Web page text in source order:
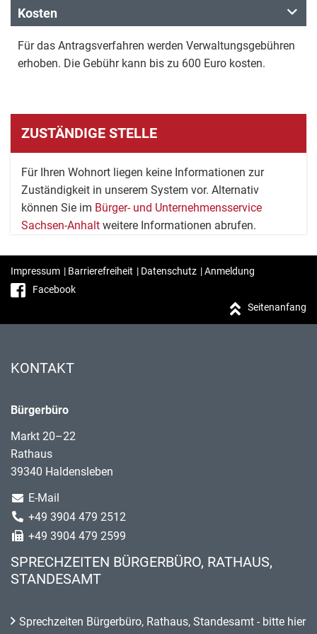
Kosten
Für das Antragsverfahren werden Verwaltungsgebühren
erhoben. Die Gebühr kann bis zu 600 Euro kosten.
ZUSTÄNDIGE STELLE
Für Ihren Wohnort liegen keine Informationen zur
Zuständigkeit in unserem System vor. Alternativ
können Sie im Bürger- und Unternehmensservice
Sachsen-Anhalt weitere Informationen abrufen.
Impressum | Barrierefreiheit | Datenschutz |Anmeldung
Facebook
Seitenanfang
KONTAKT
Bürgerbüro
Markt 20–22
Rathaus
39340 Haldensleben
E-Mail
+49 3904 479 2512
+49 3904 479 2599
SPRECHZEITEN BÜRGERBÜRO, RATHAUS,
STANDESAMT
Sprechzeiten Bürgerbüro, Rathaus, Standesamt - bitte hier